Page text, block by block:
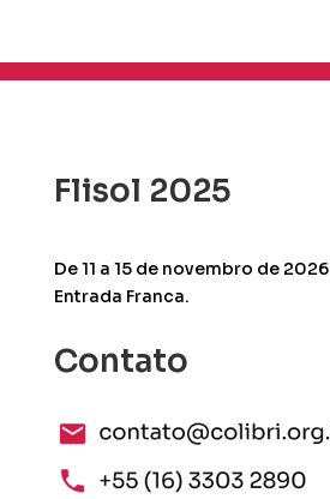
Flisol 2025
De 11 a 15 de novembro de 2026
Entrada Franca.
Contato